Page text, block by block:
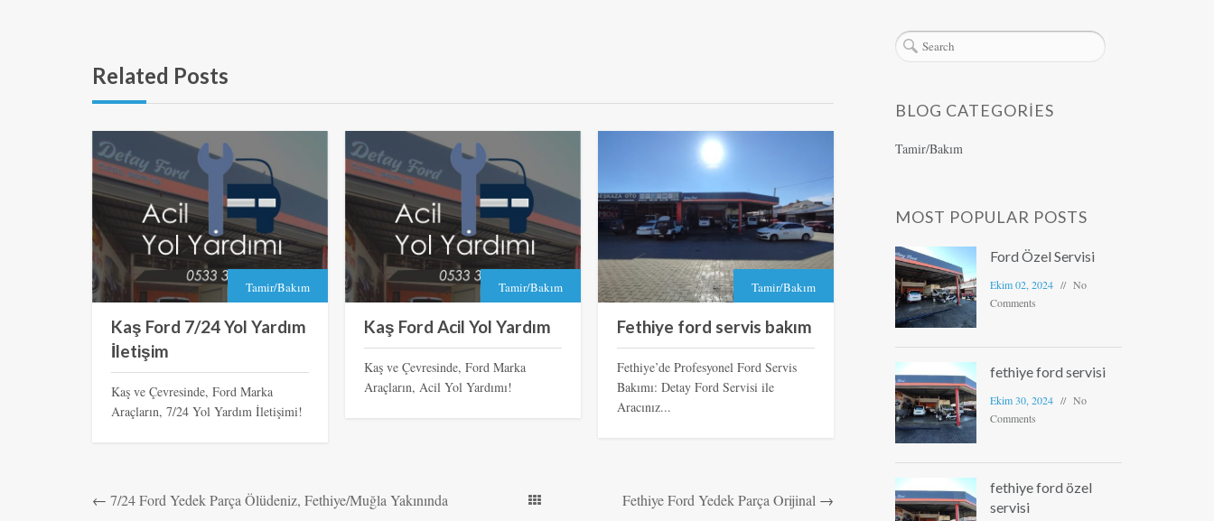
Related Posts
Tamir/Bakım
Kaş Ford 7/24 Yol Yardım
İletişim
Kaş ve Çevresinde, Ford Marka
Araçların, 7/24 Yol Yardım İletişimi!
Tamir/Bakım
Kaş Ford Acil Yol Yardım
Kaş ve Çevresinde, Ford Marka
Araçların, Acil Yol Yardımı!
Tamir/Bakım
Fethiye ford servis bakım
Fethiye’de Profesyonel Ford Servis
Bakımı: Detay Ford Servisi ile
Aracınız...
← 7/24 Ford Yedek Parça Ölüdeniz, Fethiye/Muğla Yakınında Fethiye Ford Yedek Parça Orijinal →
BLOG CATEGORIES
Tamir/Bakım
MOST POPULAR POSTS
Ford Özel Servisi
Ekim 02, 2024
No
Comments
fethiye ford servisi
Ekim 30, 2024
No
Comments
fethiye ford özel
servisi